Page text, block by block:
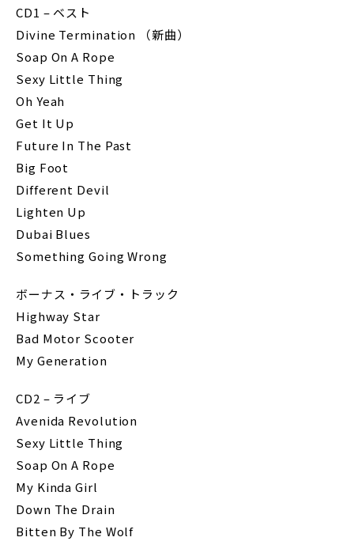
CD1 – ベスト
Divine Termination （新曲）
Soap On A Rope
Sexy Little Thing
Oh Yeah
Get It Up
Future In The Past
Big Foot
Different Devil
Lighten Up
Dubai Blues
Something Going Wrong
ボーナス・ライブ・トラック
Highway Star
Bad Motor Scooter
My Generation
CD2 – ライブ
Avenida Revolution
Sexy Little Thing
Soap On A Rope
My Kinda Girl
Down The Drain
Bitten By The Wolf